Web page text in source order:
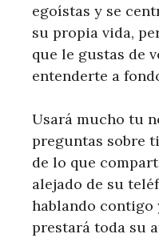
egoístas y se
su propia vida,
que le gustas de
entenderte a
Usará mucho tu
preguntas sobre
de lo que
alejado de su
hablando contigo
prestará toda su